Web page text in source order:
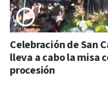
Celebración de San
lleva a cabo la misa
procesión